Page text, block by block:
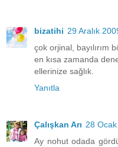
bizatihi 29 Aralık
çok orjinal, bayılırım
en kısa zamanda
ellerinize sağlık.
Yanıtla
Çalışkan Arı 28
Ay nohut odada